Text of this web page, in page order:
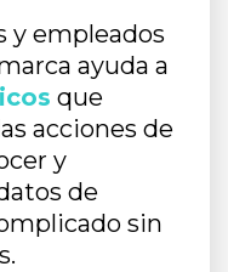
y empleados
ayuda a
que
acciones de
y
de
sin